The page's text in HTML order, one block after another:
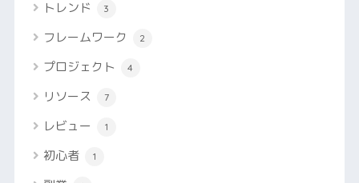
トレンド 3
フレームワーク 2
プロジェクト 4
リソース 7
レビュー 1
初心者 1